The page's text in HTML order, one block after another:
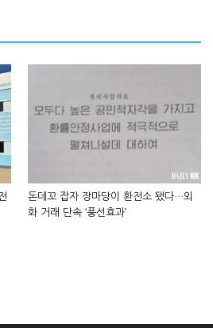
돈데꼬 잡자 장마당이 환전소 됐다…외
화 거래 단속 ‘풍선효과’